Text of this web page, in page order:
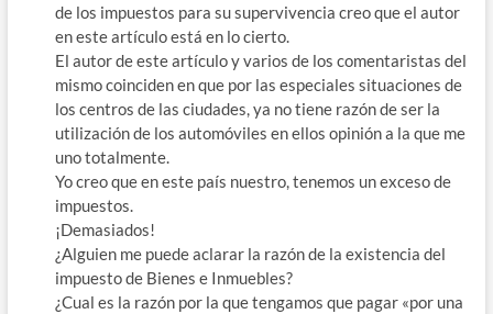
de los impuestos para su supervivencia creo que el autor
en este artículo está en lo cierto.
El autor de este artículo y varios de los comentaristas del
mismo coinciden en que por las especiales situaciones de
los centros de las ciudades, ya no tiene razón de ser la
utilización de los automóviles en ellos opinión a la que me
uno totalmente.
Yo creo que en este país nuestro, tenemos un exceso de
impuestos.
¡Demasiados!
¿Alguien me puede aclarar la razón de la existencia del
impuesto de Bienes e Inmuebles?
¿Cual es la razón por la que tengamos que pagar «por una